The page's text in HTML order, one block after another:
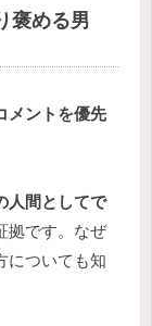
褒める男
メントを優先
人間としてで
拠です。なぜ
についても知